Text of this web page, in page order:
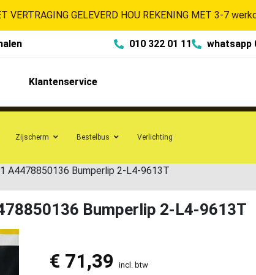
VERTRAGING GELEVERD HOU REKENING MET 3-7
010 322 01 11 whatsapp
Klantenservice
Zijscherm Bestelbus Verlichting
A4478850136 Bumperlip 2-L4-9613T
Bumperlip 2-L4-9613T
€ 71,39 incl. btw